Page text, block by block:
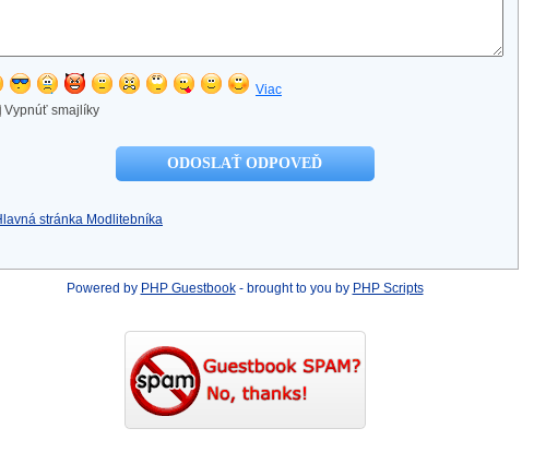
Viac
Vypnúť smajlíky
stránka Modlitebníka
Powered by PHP Guestbook- brought to you by PHP Scripts